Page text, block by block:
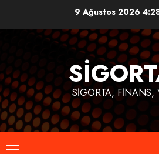
9 Ağustos 2026
SIGORTA, FINANS,
Primary